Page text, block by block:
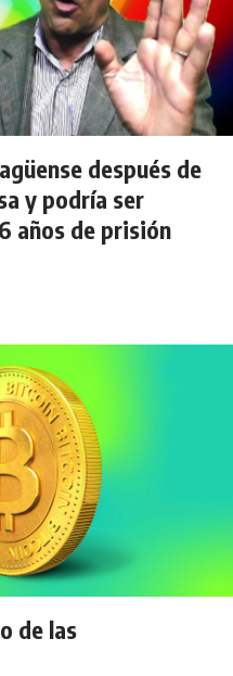
después de
y podría ser
años de prisión
de las